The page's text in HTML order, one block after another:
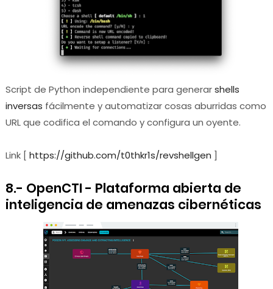
Script de Python independiente para generarshells
inversas fácilmente y automatizar cosas aburridas como
URL que codifica el comando y configura un oyente.
Link [ https://github.com/t0thkr1s/revshellgen ]
8.- OpenCTI - Plataforma abierta de
inteligencia de amenazas cibernéticas